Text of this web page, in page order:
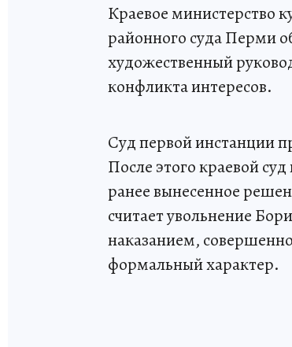
Краевое министерство
районного суда Перми
художественный
конфликта интересов.
Суд первой инстанции
После этого краевой
ранее вынесенное
считает увольнение
наказанием,
формальный характер.